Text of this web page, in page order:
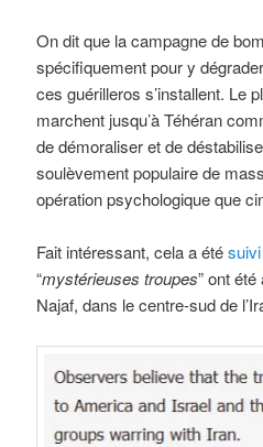
On dit que la campagne de
spécifiquement pour y
ces guérilleros s’installent. Le
marchent jusqu’à Téhéran
de démoraliser et de
soulèvement populaire de
opération psychologique que
Fait intéressant, cela a étésuivi
“mystérieuses troupes” ont
Najaf, dans le centre-sud de